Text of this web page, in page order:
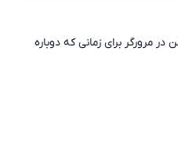
مرورگر برای زمانی که دوباره